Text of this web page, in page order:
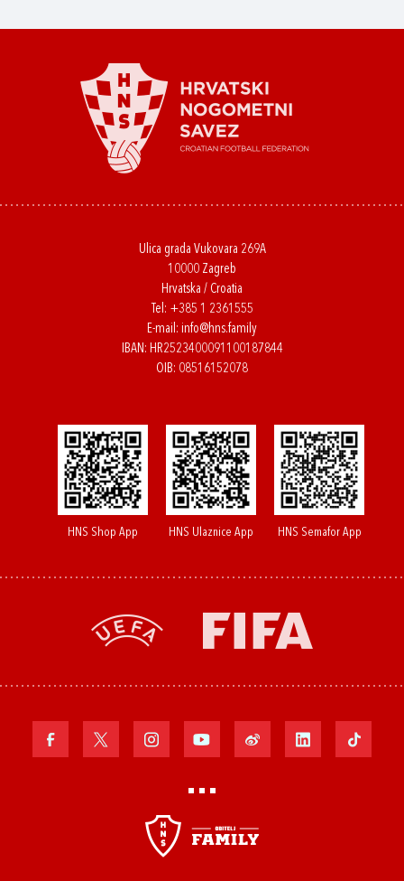
Ulica grada Vukovara 269A
10000 Zagreb
Hrvatska / Croatia
Tel: +385 1 2361555
E-mail: info@hns.family
IBAN: HR2523400091100187844
OIB: 08516152078
HNS Shop App HNS Ulaznice App HNS Semafor App